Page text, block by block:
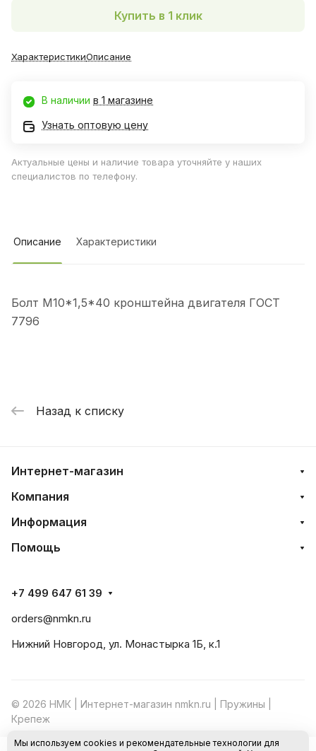
Купить в 1 клик
ХарактеристикиОписание
В наличии в 1 магазине
Узнать оптовую цену
Актуальные цены и наличие товара уточняйте у наших
специалистов по телефону.
Описание Характеристики
Болт М10*1,5*40 кронштейна двигателя ГОСТ
7796
Назад к списку
Интернет-магазин
Компания
Информация
Помощь
+7 499 647 61 39
orders@nmkn.ru
Нижний Новгород, ул. Монастырка 1Б, к.1
© 2026 НМК | Интернет-магазин nmkn.ru | Пружины |
Крепеж
Конфиденциальность Оферта
Мы используем cookies и рекомендательные технологии для